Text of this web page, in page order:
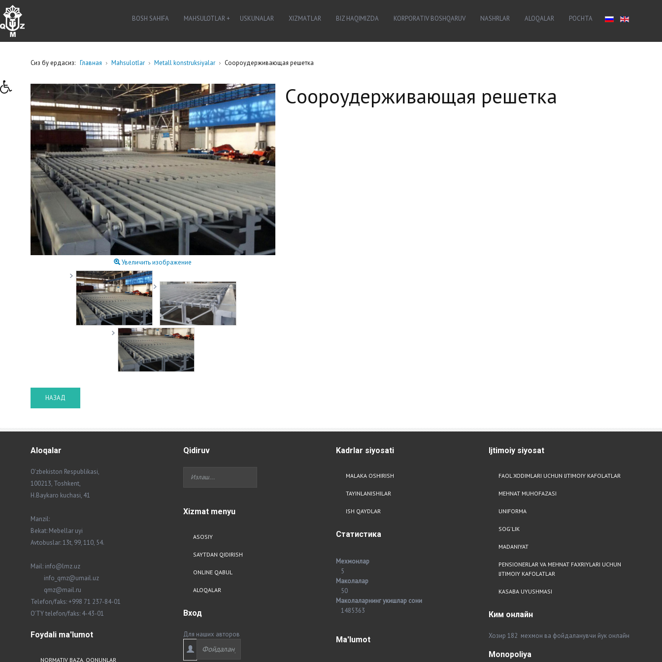
BOSH SAHIFA MAHSULOTLAR USKUNALAR XIZMATLAR BIZ HAQIMIZDA KORPORATIV BOSHQARUV NASHRLAR ALOQALAR POCHTA
Сиз бу ердасиз: Главная Mahsulotlar Metall konstruksiyalar Cоороудерживающая решетка
Увеличить изображение
Cоороудерживающая решетка
Aloqalar
O'zbekiston Respublikasi,
100213, Toshkent,
H.Baykaro kuchasi, 41
Manzil:
Bekat: Mebellar uyi
Avtobuslar: 13t, 99, 110, 54.
Mail: info@lmz.uz
info_qmz@umail.uz
qmz@mail.ru
Telefon/faks: +998 71 237-84-01
O'TY telefon/faks: 4-43-01
Foydali ma'lumot
NORMATIV BAZA, QONUNLAR
Qidiruv
Xizmat menyu
ASOSIY
SAYTDAN QIDIRISH
ONLINE QABUL
ALOQALAR
Вход
Для наших авторов
Kadrlar siyosati
MALAKA OSHIRISH
TAYINLANISHILAR
ISH QAYDLAR
Статистика
Мехмонлар
5
Маколалар
50
Маколаларнинг укишлар сони
1485363
Ma'lumot
Ijtimoiy siyosat
FAOL XODIMLARI UCHUN IJTIMOIY KAFOLATLAR
MEHNAT MUHOFAZASI
UNIFORMA
SOG'LIK
MADANIYAT
PENSIONERLAR VA MEHNAT FAXRIYLARI UCHUN
IJTIMOIY KAFOLATLAR
KASABA UYUSHMASI
Ким онлайн
Хозир 182 мехмон ва фойдаланувчи йук онлайн
Monopoliya